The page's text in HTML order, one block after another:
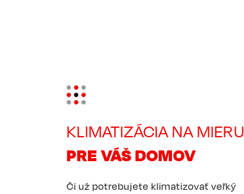
Image
KLIMATIZÁCIA NA MIERU
PRE VÁŠ DOMOV
Či už potrebujete klimatizovať veľký